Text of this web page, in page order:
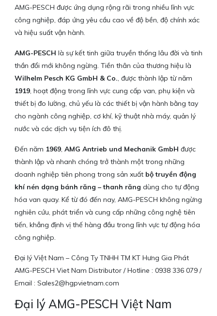
AMG-PESCH được ứng dụng rộng rãi trong nhiều lĩnh vực
công nghiệp, đáp ứng yêu cầu cao về độ bền, độ chính xác
và hiệu suất vận hành.
AMG-PESCH là sự kết tinh giữa truyền thống lâu đời và tinh
thần đổi mới không ngừng. Tiền thân của thương hiệu là
Wilhelm Pesch KG GmbH & Co., được thành lập từ năm
1919, hoạt động trong lĩnh vực cung cấp van, phụ kiện và
thiết bị đo lường, chủ yếu là các thiết bị vận hành bằng tay
cho ngành công nghiệp, cơ khí, kỹ thuật nhà máy, quản lý
nước và các dịch vụ tiện ích đô thị.
Đến năm 1969, AMG Antrieb und Mechanik GmbH được
thành lập và nhanh chóng trở thành một trong những
doanh nghiệp tiên phong trong sản xuất bộ truyền động
khí nén dạng bánh răng – thanh răng dùng cho tự động
hóa van quay. Kể từ đó đến nay, AMG-PESCH không ngừng
nghiên cứu, phát triển và cung cấp những công nghệ tiên
tiến, khẳng định vị thế hàng đầu trong lĩnh vực tự động hóa
công nghiệp.
Đại lý Việt Nam – Công Ty TNHH TM KT Hưng Gia Phát
AMG-PESCH Viet Nam Distributor / Hotline : 0938 336 079 /
Email : Sales2@hgpvietnam.com
Đại lý AMG-PESCH Việt Nam